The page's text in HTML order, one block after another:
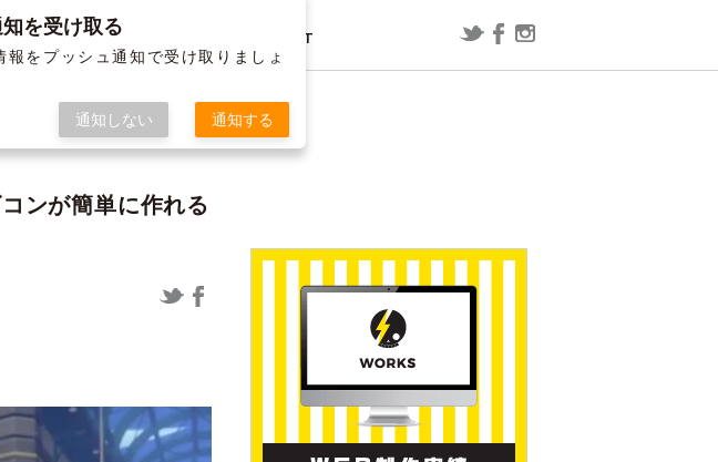
グラフィック
制作実績〉米子松蔭高等学校様 パ
ConoHa WING用WordPressプラグ
インで「セッションの有効期限が切
れました」と表示される場合
映画「スラムダンク」の内容を予想
MEMBER CONTACT
ンが簡単に作れる
を受け取る
をプッシュ通知で受け取りましょ
通知しない 通知する